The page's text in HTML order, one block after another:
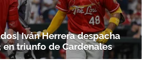
Iván Herrera despacha
en triunfo de Cardenales